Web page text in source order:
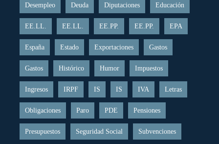
Desempleo Deuda Diputaciones Educación
EE.LL. EE.LL. EE.PP. EE.PP. EPA
España Estado Exportaciones Gastos
Gastos Histórico Humor Impuestos
Ingresos IRPF IS IS IVA Letras
Obligaciones Paro PDE Pensiones
Presupuestos Seguridad Social Subvenciones